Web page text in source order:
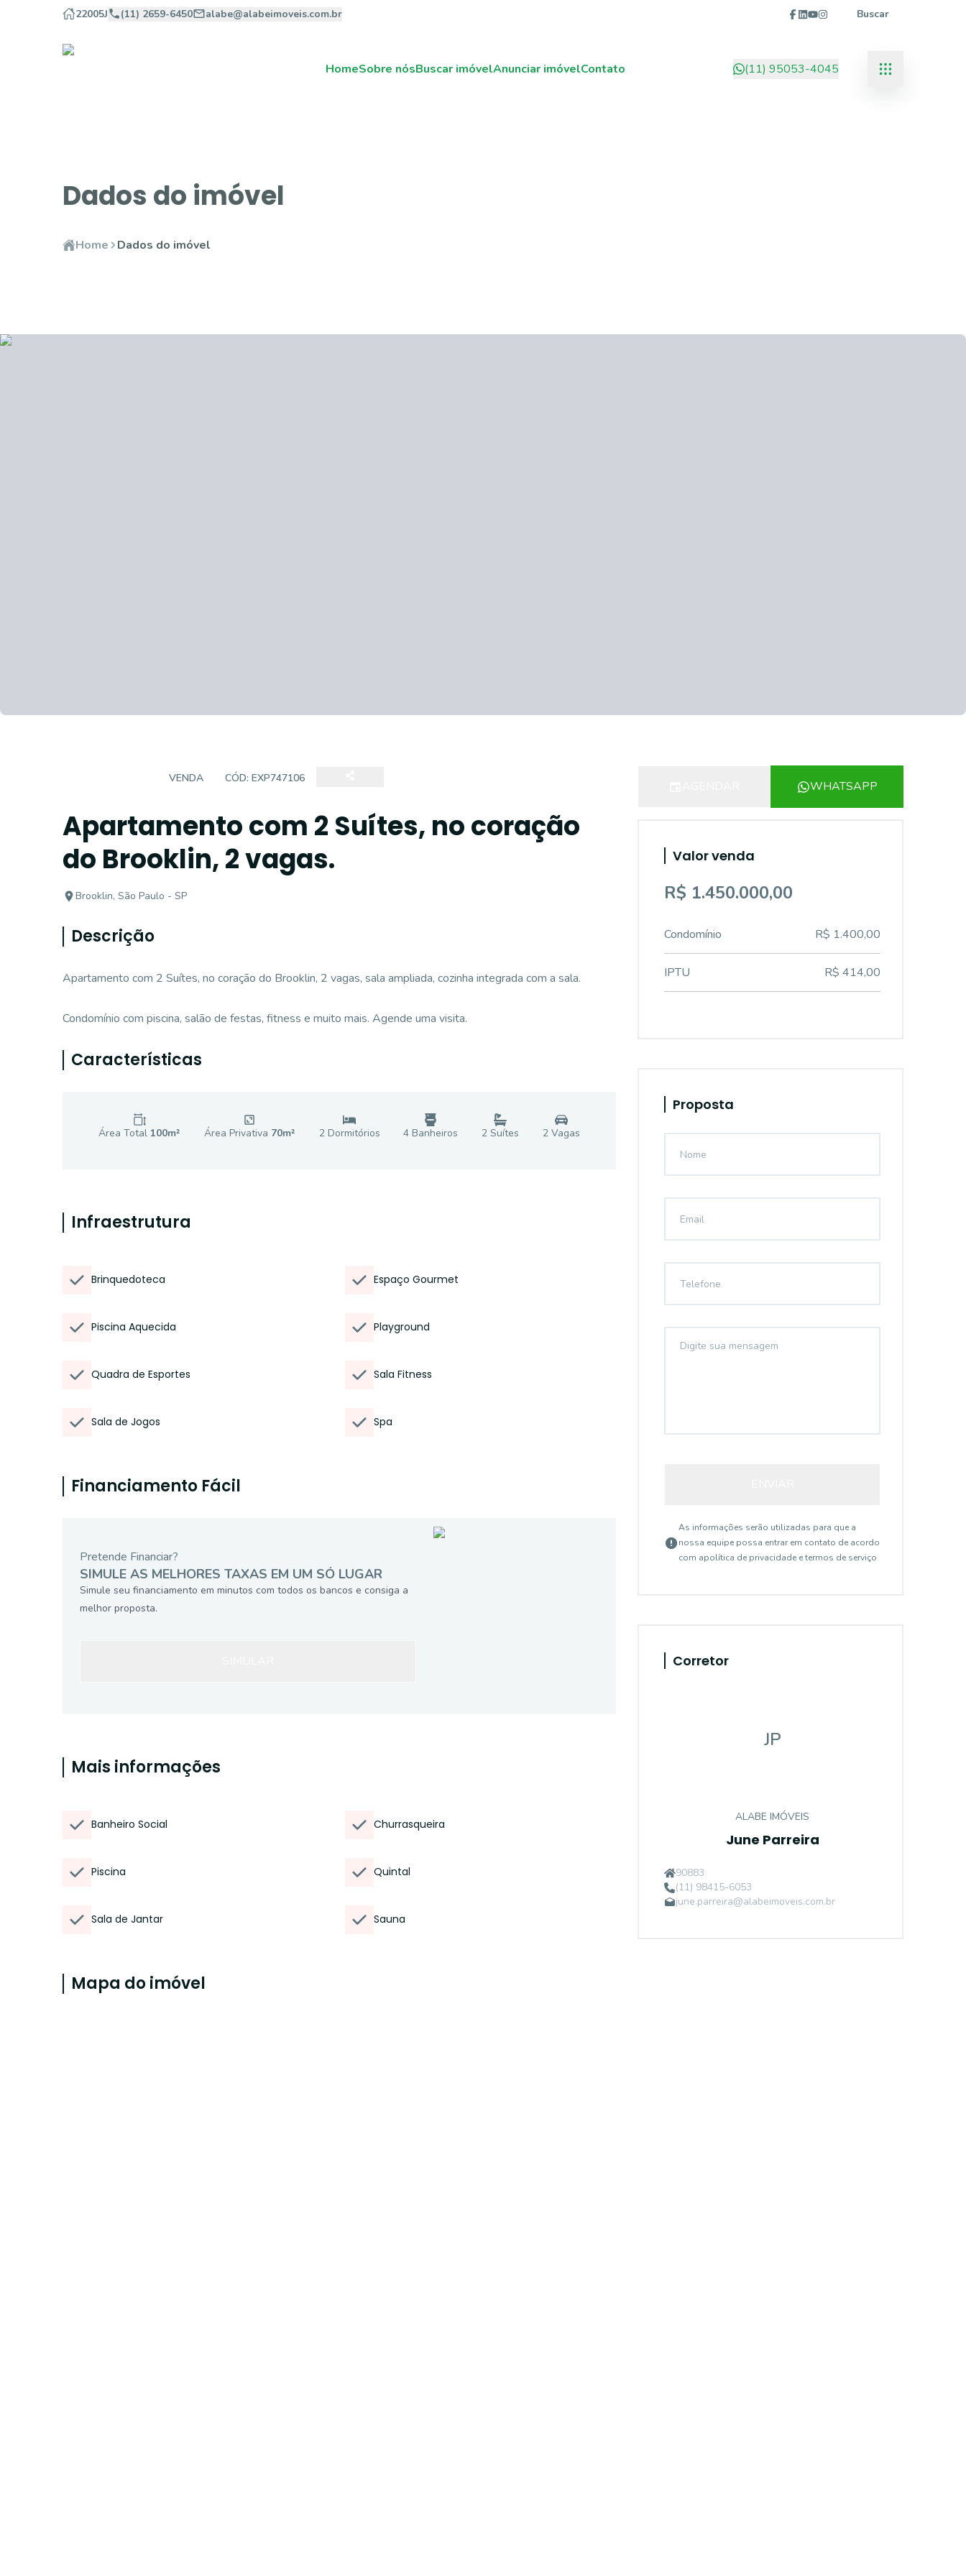
22005J (11) 2659-6450 alabe@alabeimoveis.com.br Buscar
HomeSobre nósBuscar imóvelAnunciar imóvelContato (11) 95053-4045
Dados do imóvel
Home Dados do imóvel
VENDA CÓD: EXP747106
Apartamento com 2 Suítes, no coração
do Brooklin, 2 vagas.
Brooklin, São Paulo - SP
Descrição
Apartamento com 2 Suítes, no coração do Brooklin, 2 vagas, sala ampliada, cozinha integrada com a sala.
Condomínio com piscina, salão de festas, fitness e muito mais. Agende uma visita.
Características
Área Total 100m² Área Privativa 70m² 2Dormitórios 4 Banheiros 2 Suítes 2Vagas
Infraestrutura
Brinquedoteca Espaço Gourmet
Piscina Aquecida Playground
Quadra de Esportes Sala Fitness
Sala de Jogos Spa
Financiamento Fácil
Pretende Financiar?
SIMULE AS MELHORES TAXAS EM UM SÓ LUGAR
Simule seu financiamento em minutos com todos os bancos e consiga a
melhor proposta.
Mais informações
Banheiro Social Churrasqueira
Piscina Quintal
Sala de Jantar Sauna
Mapa do imóvel
WHATSAPP
Valor venda
R$ 1.450.000,00
Condomínio R$ 1.400,00
IPTU R$ 414,00
Proposta
As informações serão utilizadas para que a
nossa equipe possa entrar em contato de acordo
com apolítica de privacidade e termos de serviço
Corretor
JP
ALABE IMÓVEIS
June Parreira
90883
(11) 98415-6053
june.parreira@alabeimoveis.com.br